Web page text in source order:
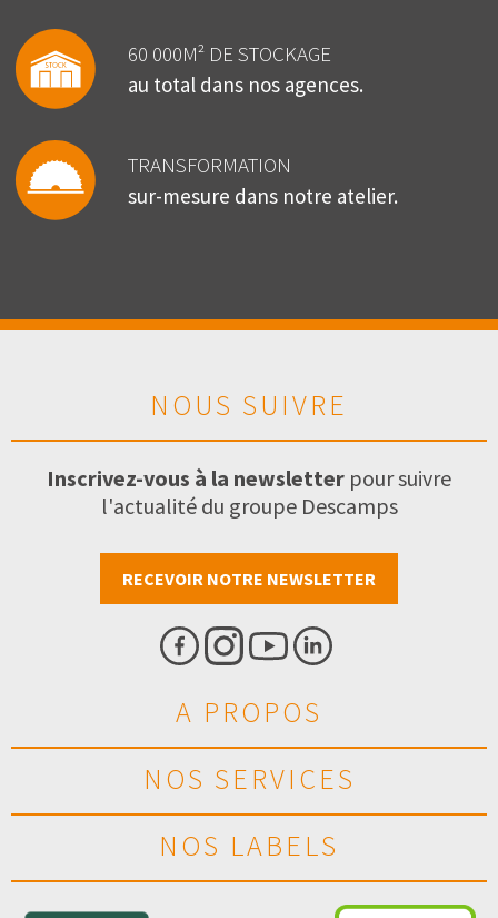
60 000M² DE STOCKAGE
au total dans nos agences.
TRANSFORMATION
sur-mesure dans notre atelier.
NOUS SUIVRE
Inscrivez-vous à la newsletter pour suivre
l'actualité du groupe Descamps
RECEVOIR NOTRE NEWSLETTER
A PROPOS
NOS SERVICES
NOS LABELS